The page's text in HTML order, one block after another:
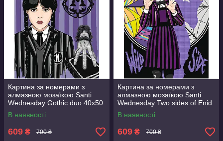
Картина за номерами з
алмазною мозаїкою Santi
Wednesday Gothic duo 40x50
см Різнобарвний (954993)
В наявності
609 ₴ 700 ₴
Картина за номерами з
алмазною мозаїкою Santi
Wednesday Two sides of Enid
Sinclair 40x50 см
Різнобарвний (954975)
В наявності
609 ₴ 700 ₴